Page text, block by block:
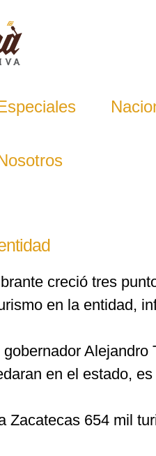
creció tres
en la entidad,
en el estado,
654 mil